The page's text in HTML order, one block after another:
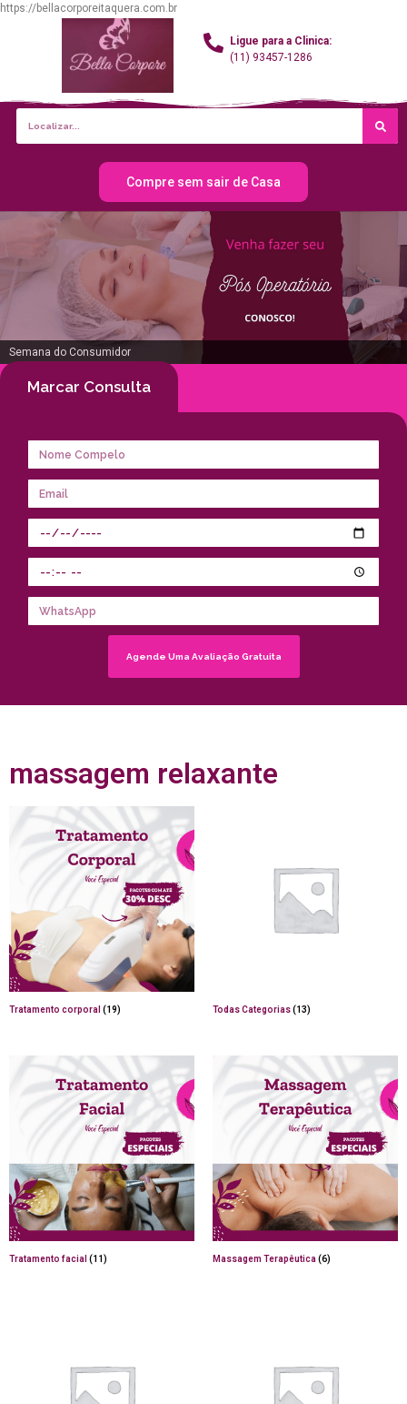
https://bellacorporeitaquera.com.br
Ligue para a Clinica:
(11) 93457-1286
Compre sem sair de Casa
Semana do Consumidor
Marcar Consulta
Agende Uma Avaliação Gratuita
massagem relaxante
Tratamento corporal (19) Todas Categorias(13)
Tratamento facial (11) Massagem Terapêutica (6)